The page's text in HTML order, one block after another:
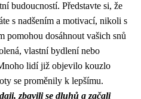
budoucností. Představte si, že
s nadšením a motivací, nikoli s
pomohou dosáhnout vašich snů
vlastní bydlení nebo
lidí již objevilo kouzlo
se proměnily k lepšímu.
zbavili se dluhů a začali